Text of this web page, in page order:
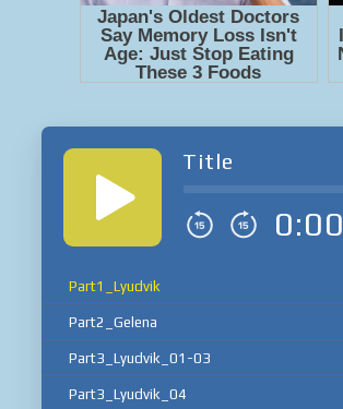
Title
0:00
Part1_Lyudvik
Part2_Gelena
Part3_Lyudvik_01-03
Part3_Lyudvik_04